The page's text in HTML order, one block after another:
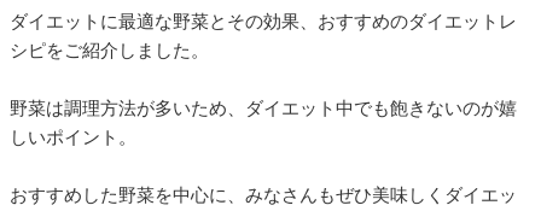
ダイエットに最適な野菜とその効果、おすすめのダイエットレ
シピをご紹介しました。
野菜は調理方法が多いため、ダイエット中でも飽きないのが嬉
しいポイント。
おすすめした野菜を中心に、みなさんもぜひ美味しくダイエッ